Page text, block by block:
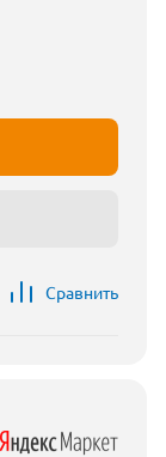
Сравнить